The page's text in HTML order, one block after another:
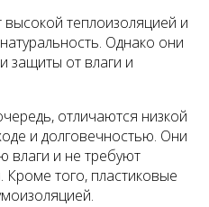
теплоизоляцией и
Однако они
защиты от влаги и
отличаются низкой
и долговечностью. Они
влаги и не требуют
того, пластиковые